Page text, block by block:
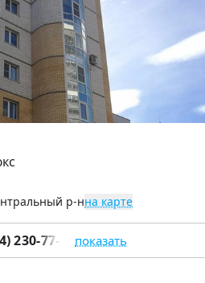
р-нна карте
230-77-66 показать